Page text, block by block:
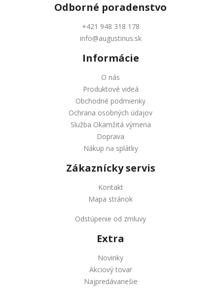
Odborné poradenstvo
+421 948 318 178
info@augustinus.sk
Informácie
O nás
Produktové videá
Obchodné podmienky
Ochrana osobných údajov
Služba Okamžitá výmena
Doprava
Nákup na splátky
Zákaznícky servis
Kontakt
Mapa stránok
Odstúpenie od zmluvy
Extra
Novinky
Akciový tovar
Najpredávanešie